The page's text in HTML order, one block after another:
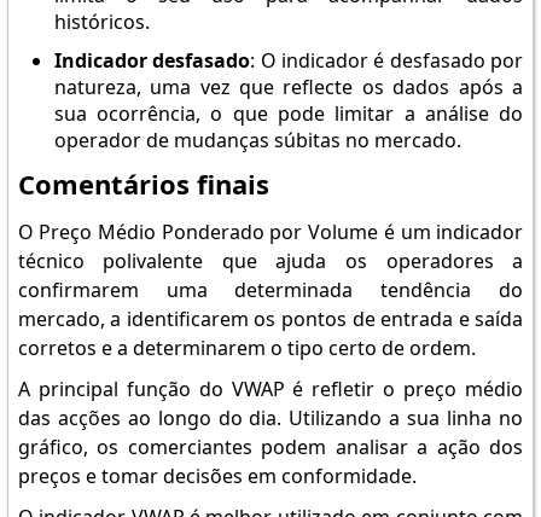
históricos.
Indicador desfasado: O indicador é desfasado por
natureza, uma vez que reflecte os dados após a
sua ocorrência, o que pode limitar a análise do
operador de mudanças súbitas no mercado.
Comentários finais
O Preço Médio Ponderado por Volume é um indicador
técnico polivalente que ajuda os operadores a
confirmarem uma determinada tendência do
mercado, a identificarem os pontos de entrada e saída
corretos e a determinarem o tipo certo de ordem.
A principal função do VWAP é refletir o preço médio
das acções ao longo do dia. Utilizando a sua linha no
gráfico, os comerciantes podem analisar a ação dos
preços e tomar decisões em conformidade.